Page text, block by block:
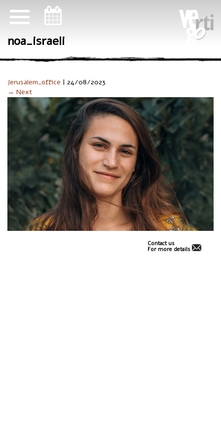
noa_israeli
Jerusalem_office | 24/08/2023
→ Next
Contact us
For more details